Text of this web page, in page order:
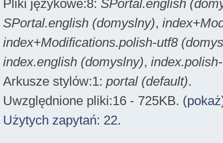
Pliki językowe:8: SPortal.english
SPortal.english (domyslny),
index+Modifications.polish-utf8
index.english (domyslny),
Arkusze stylów:1: portal (default).
Uwzględnione pliki:16 - 725KB. (pokaż
Użytych zapytań: 22.